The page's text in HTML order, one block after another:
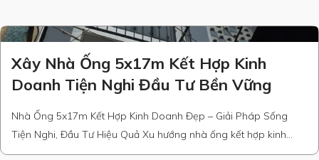
Xây Nhà Ống 5x17m Kết Hợp Kinh
Doanh Tiện Nghi Đầu Tư Bền Vững
Nhà Ống 5x17m Kết Hợp Kinh Doanh Đẹp – Giải Pháp Sống
Tiện Nghi, Đầu Tư Hiệu Quả Xu hướng nhà ống kết hợp kinh
doanh hiện nay Mẫu nhà ống 5x17m kết hợp kinh doanh là lựa